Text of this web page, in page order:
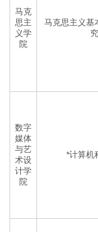
马克
思主
义学
院
马克思主义基
数字
媒体
与艺
术设
计学
院
*计算机